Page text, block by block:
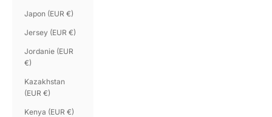
Japon (EUR €)
Jersey (EUR €)
Jordanie (EUR
€)
Kazakhstan
(EUR €)
Kenya (EUR €)